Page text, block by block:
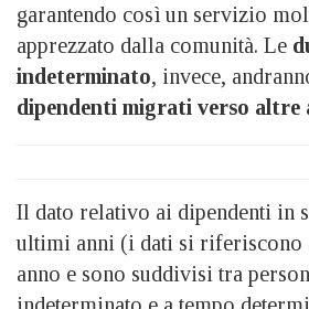
garantendo così un servizio
apprezzato dalla comunità. Le
indeterminato, invece,
dipendenti migrati verso altre
Il dato relativo ai dipendenti in
ultimi anni (i dati si riferiscono
anno e sono suddivisi tra